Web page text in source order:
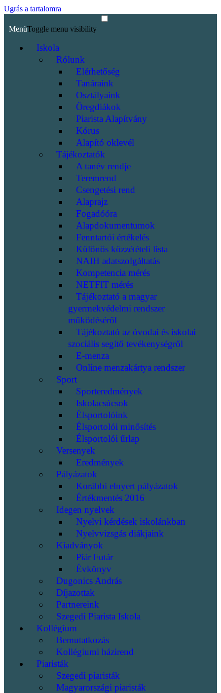
Ugrás a tartalomra
MenüToggle menu visibility
Iskola
Rólunk
Elérhetőség
Tanáraink
Osztályaink
Öregdiákok
Piarista Alapítvány
Kórus
Alapító oklevél
Tájékoztatók
A tanév rendje
Teremrend
Csengetési rend
Alaprajz
Fogadóóra
Alapdokumentumok
Fenntartói értékelés
Különös közzétételi lista
NAIH adatszolgáltatás
Kompetencia mérés
NETFIT mérés
Tájékoztató a magyar
gyermekvédelmi rendszer
működéséről
Tájékoztató az óvodai és iskolai
szociális segítő tevékenységről
E-menza
Online menzakártya rendszer
Sport
Sporteredmények
Iskolacsúcsok
Élsportolóink
Élsportolói minősítés
Élsportolói űrlap
Versenyek
Eredmények
Pályázatok
Korábbi elnyert pályázatok
Értékmentés 2016
Idegen nyelvek
Nyelvi kérdések iskolánkban
Nyelvvizsgás diákjaink
Kiadványok
Piár Futár
Évkönyv
Dugonics András
Díjazottak
Partnereink
Szegedi Piarista Iskola
Kollégium
Bemutatkozás
Kollégiumi házirend
Piaristák
Szegedi piaristák
Magyarországi piaristák